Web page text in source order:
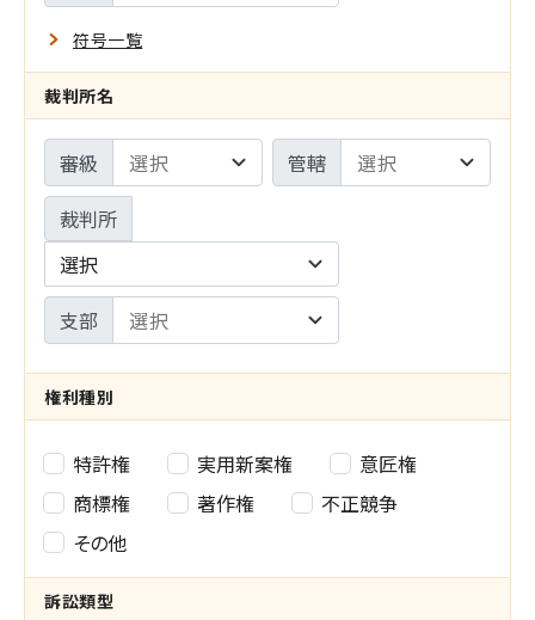
の
み
符号一覧
裁判所名
審級
管轄
裁判所
選択
支部
権利種別
権
利
種
別
特許権 実用新案権
意匠権
商標権
著作権
不正競争
その他
訴訟類型